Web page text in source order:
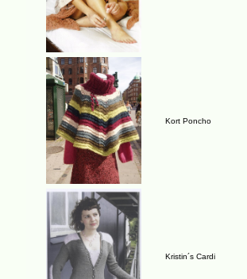
Kort Poncho
Kristin´s Cardi